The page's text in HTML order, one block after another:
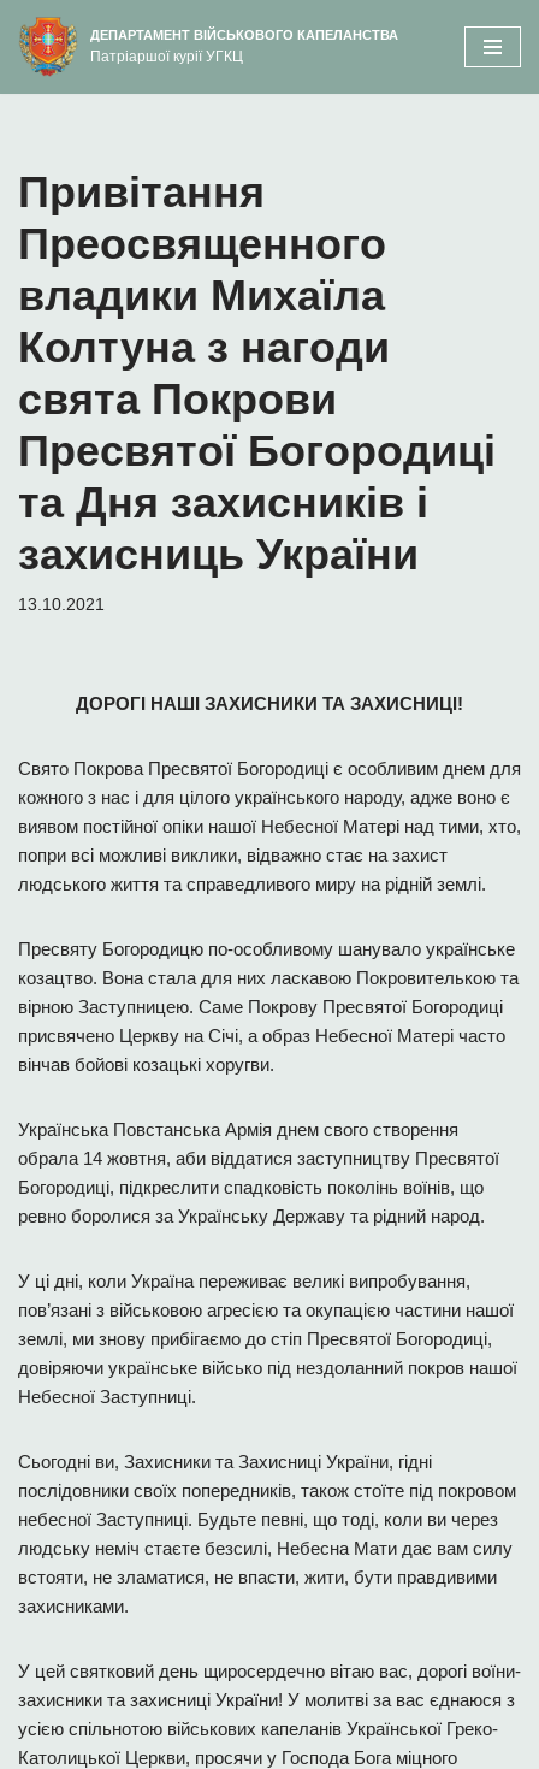
вмісту
Перейти
до
ДЕПАРТАМЕНТ ВІЙСЬКОВОГО КАПЕЛАНСТВА
Патріаршої курії УГКЦ
Привітання
Преосвященного
владики Михаїла
Колтуна з нагоди
свята Покрови
Пресвятої Богородиці
та Дня захисників і
захисниць України
13.10.2021
ДОРОГІ НАШІ ЗАХИСНИКИ ТА ЗАХИСНИЦІ!
Свято Покрова Пресвятої Богородиці є особливим днем для
кожного з нас і для цілого українського народу, адже воно є
виявом постійної опіки нашої Небесної Матері над тими, хто,
попри всі можливі виклики, відважно стає на захист
людського життя та справедливого миру на рідній землі.
Пресвяту Богородицю по-особливому шанувало українське
козацтво. Вона стала для них ласкавою Покровителькою та
вірною Заступницею. Саме Покрову Пресвятої Богородиці
присвячено Церкву на Січі, а образ Небесної Матері часто
вінчав бойові козацькі хоругви.
Українська Повстанська Армія днем свого створення
обрала 14 жовтня, аби віддатися заступництву Пресвятої
Богородиці, підкреслити спадковість поколінь воїнів, що
ревно боролися за Українську Державу та рідний народ.
У ці дні, коли Україна переживає великі випробування,
пов’язані з військовою агресією та окупацією частини нашої
землі, ми знову прибігаємо до стіп Пресвятої Богородиці,
довіряючи українське військо під нездоланний покров нашої
Небесної Заступниці.
Сьогодні ви, Захисники та Захисниці України, гідні
послідовники своїх попередників, також стоїте під покровом
небесної Заступниці. Будьте певні, що тоді, коли ви через
людську неміч стаєте безсилі, Небесна Мати дає вам силу
встояти, не зламатися, не впасти, жити, бути правдивими
захисниками.
У цей святковий день щиросердечно вітаю вас, дорогі воїни-
захисники та захисниці України! У молитві за вас єднаюся з
усією спільнотою військових капеланів Української Греко-
Католицької Церкви, просячи у Господа Бога міцного